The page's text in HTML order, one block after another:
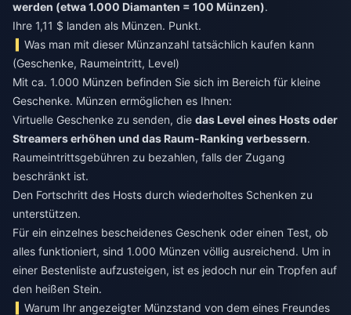
werden (etwa 1.000 Diamanten = 100 Münzen).
Ihre 1,11 $ landen als Münzen. Punkt.
Was man mit dieser Münzanzahl tatsächlich kaufen kann
(Geschenke, Raumeintritt, Level)
Mit ca. 1.000 Münzen befinden Sie sich im Bereich für kleine
Geschenke. Münzen ermöglichen es Ihnen:
Virtuelle Geschenke zu senden, die das Level eines Hosts oder
Streamers erhöhen und das Raum-Ranking verbessern.
Raumeintrittsgebühren zu bezahlen, falls der Zugang
beschränkt ist.
Den Fortschritt des Hosts durch wiederholtes Schenken zu
unterstützen.
Für ein einzelnes bescheidenes Geschenk oder einen Test, ob
alles funktioniert, sind 1.000 Münzen völlig ausreichend. Um in
einer Bestenliste aufzusteigen, ist es jedoch nur ein Tropfen auf
den heißen Stein.
Warum Ihr angezeigter Münzstand von dem eines Freundes